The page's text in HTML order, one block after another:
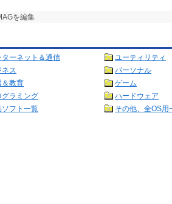
を編集
ターネット＆通信
ユーティリティ
ネス
パーソナル
＆教育
ゲーム
グラミング
ハードウェア
ソフト一覧 その他、全OS用